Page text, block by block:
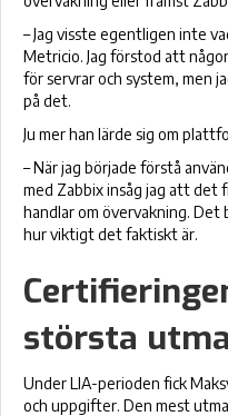
– Jag visste egentligen inte
Metricio. Jag förstod att
för servrar och system, men
på det.
Ju mer han lärde sig om
– När jag började förstå
med Zabbix insåg jag att det
handlar om övervakning.
hur viktigt det faktiskt är.
största
Under LIA-perioden fick
och uppgifter. Den mest